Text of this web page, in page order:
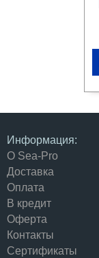
Информация:
О Sea-Pro
Доставка
Оплата
В кредит
Оферта
Контакты
Сертификаты